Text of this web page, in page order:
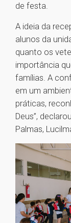
de festa.
A ideia da
alunos da
quanto os
importância
famílias. A
em um
práticas,
Deus”,
Palmas,